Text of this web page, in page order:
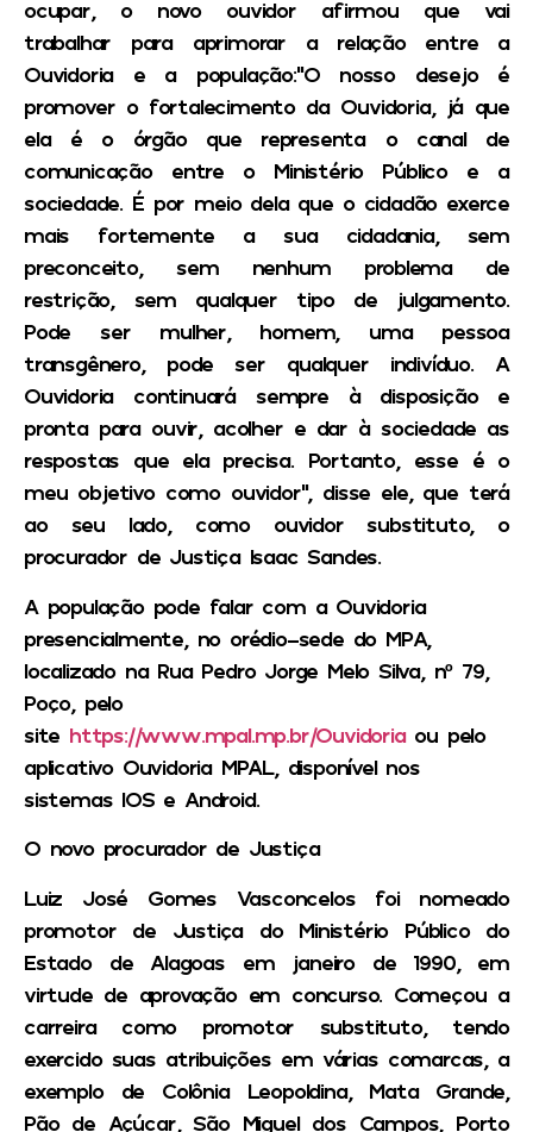
ocupar, o novo ouvidor afirmou que vai
trabalhar para aprimorar a relação entre a
Ouvidoria e a população:“O nosso desejo é
promover o fortalecimento da Ouvidoria, já que
ela é o órgão que representa o canal de
comunicação entre o Ministério Público e a
sociedade. É por meio dela que o cidadão exerce
mais fortemente a sua cidadania, sem
preconceito, sem nenhum problema de
restrição, sem qualquer tipo de julgamento.
Pode ser mulher, homem, uma pessoa
transgênero, pode ser qualquer indivíduo. A
Ouvidoria continuará sempre à disposição e
pronta para ouvir, acolher e dar à sociedade as
respostas que ela precisa. Portanto, esse é o
meu objetivo como ouvidor”, disse ele, que terá
ao seu lado, como ouvidor substituto, o
procurador de Justiça Isaac Sandes.
A população pode falar com a Ouvidoria
presencialmente, no orédio-sede do MPA,
localizado na Rua Pedro Jorge Melo Silva, nº 79,
Poço, pelo
site https://www.mpal.mp.br/Ouvidoriaou pelo
aplicativo Ouvidoria MPAL, disponível nos
sistemas IOS e Android.
O novo procurador de Justiça
Luiz José Gomes Vasconcelos foi nomeado
promotor de Justiça do Ministério Público do
Estado de Alagoas em janeiro de 1990, em
virtude de aprovação em concurso. Começou a
carreira como promotor substituto, tendo
exercido suas atribuições em várias comarcas, a
exemplo de Colônia Leopoldina, Mata Grande,
Pão de Açúcar, São Miguel dos Campos, Porto